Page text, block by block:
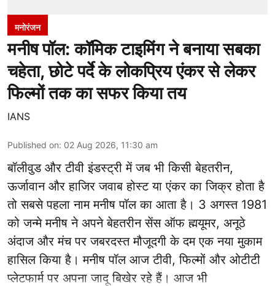
मनोरंजन
मनीष पॉल: कॉमिक टाइमिंग ने बनाया सबका
चहेता, छोटे पर्दे के लोकप्रिय एंकर से लेकर
फिल्मों तक का सफर किया तय
IANS
Published on: 02 Aug 2026, 11:30 am
बॉलीवुड और टीवी इंडस्ट्री में जब भी किसी बेहतरीन,
ऊर्जावान और हाजिर जवाब होस्ट या एंकर का जिक्र होता है
तो सबसे पहला नाम मनीष पॉल का आता है। 3 अगस्त 1981
को जन्मे मनीष ने अपने बेहतरीन सेंस ऑफ ह्मयूमर, अनूठे
अंदाज और मंच पर जबरदस्त मौजूदगी के दम एक नया मुकाम
हासिल किया है। मनीष पॉल आज टीवी, फिल्मों और ओटीटी
प्लेटफार्म पर अपना जादू बिखेर रहे हैं। आज भी